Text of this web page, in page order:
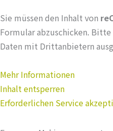
Sie müssen den Inhalt von
Formular abzuschicken. Bitte
Daten mit Drittanbietern
Mehr Informationen
Inhalt entsperren
Erforderlichen Service